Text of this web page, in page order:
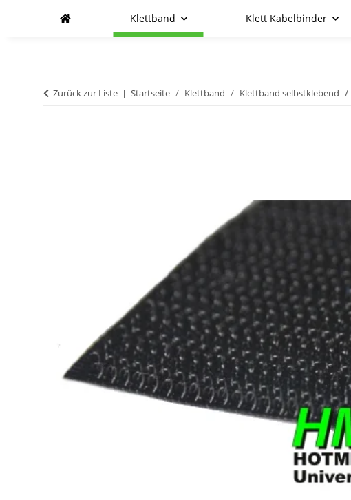
Klettband Klett Kabelbinder
Zurück zur Liste Startseite Klettband Klettband selbstklebend